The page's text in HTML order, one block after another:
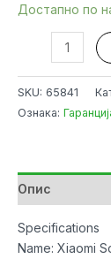
Достапно по
Bluetooth
Speaker
количина
SKU: 65841
Ознака:
Опис
Specifications
Name: Xiaomi